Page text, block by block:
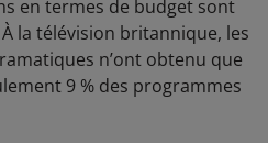
en termes de budget sont
la télévision britannique, les
n’ont obtenu que
9 % des programmes